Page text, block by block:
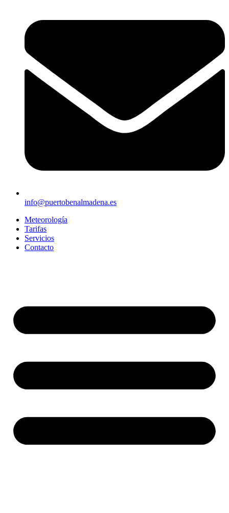
info@puertobenalmadena.es
Meteorología
Tarifas
Servicios
Contacto